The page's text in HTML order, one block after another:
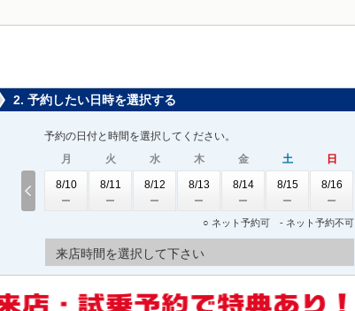
2. 予約したい日時を選択する
予約の日付と時間を選択してください。
月
8/10
火
8/11
水
8/12
木
8/13
金
8/14
土
8/15
日
8/16
○ ネット予約可 - ネット予約不可
来店時間を選択して下さい